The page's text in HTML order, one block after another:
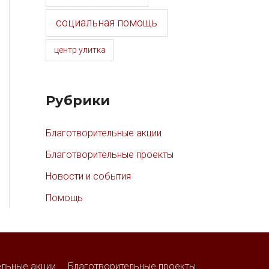
социальная помощь
центр улитка
Рубрики
Благотворительные акции
Благотворительные проекты
Новости и события
Помощь
акции Благотворительные проекты